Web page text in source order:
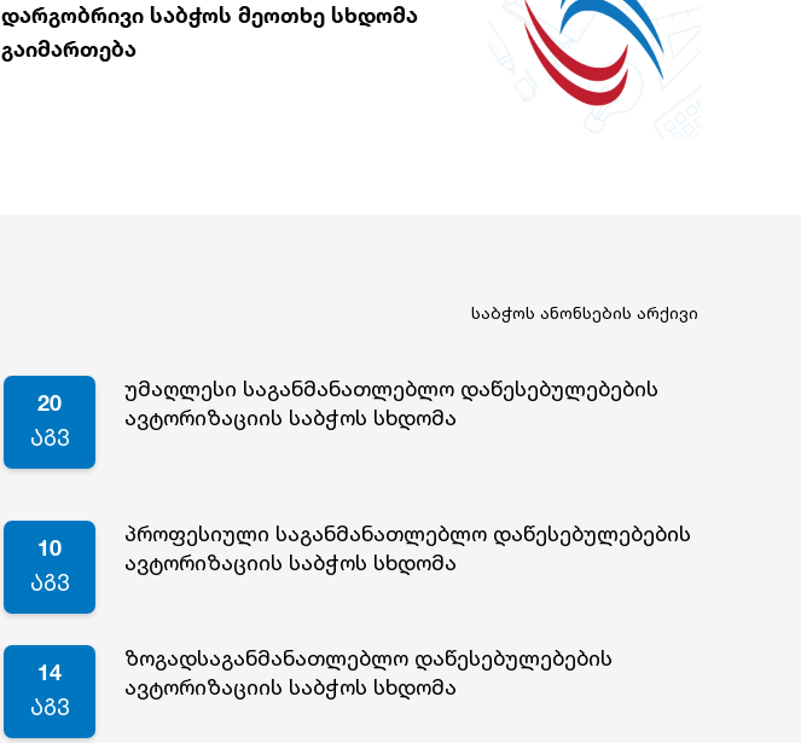
დარგობრივი საბჭოს მეოთხე სხდომა
გაიმართება
საბჭოს ანონსების არქივი
20
აგვ
უმაღლესი საგანმანათლებლო დაწესებულებების
ავტორიზაციის საბჭოს სხდომა
10
აგვ
პროფესიული საგანმანათლებლო დაწესებულებების
ავტორიზაციის საბჭოს სხდომა
14
აგვ
ზოგადსაგანმანათლებლო დაწესებულებების
ავტორიზაციის საბჭოს სხდომა